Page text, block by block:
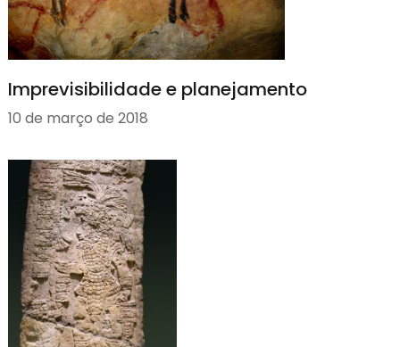
Imprevisibilidade e planejamento
10 de março de 2018